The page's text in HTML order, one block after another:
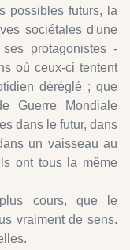
possibles futurs, la
sociétales d'une
protagonistes -
où ceux-ci tentent
déréglé ; que
Guerre Mondiale
dans le futur, dans
un vaisseau au
ont tous la même
cours, que le
vraiment de sens.